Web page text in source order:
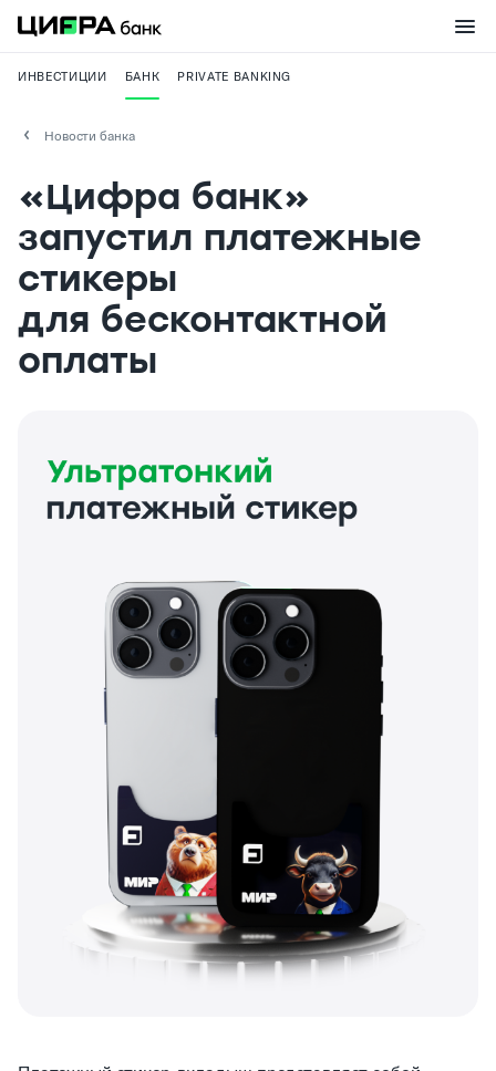
ИНВЕСТИЦИИ БАНК PRIVATE BANKING
Новости банка
«Цифра банк»
запустил платежные
стикеры
для бесконтактной
оплаты